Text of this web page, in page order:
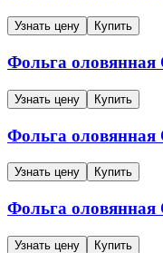
Узнать цену Купить
Фольга оловянная
Узнать цену Купить
Фольга оловянная
Узнать цену Купить
Фольга оловянная
Узнать цену Купить